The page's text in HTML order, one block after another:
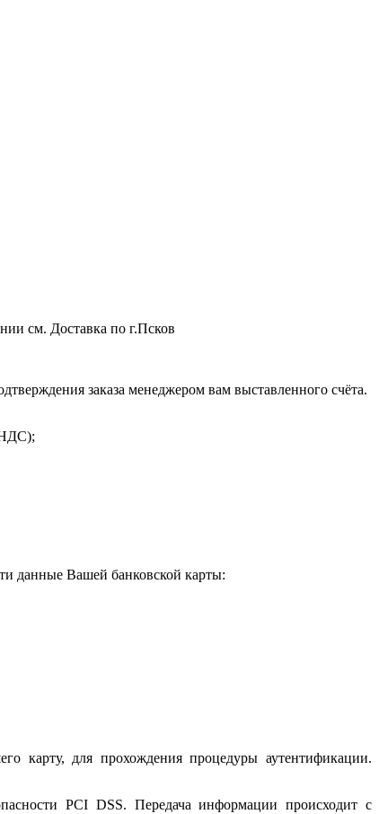
см. Доставка по г.Псков
заказа менеджером вам выставленного счёта.
НДС);
данные Вашей банковской карты:
карту, для прохождения процедуры аутентификации.
PCI DSS. Передача информации происходит с